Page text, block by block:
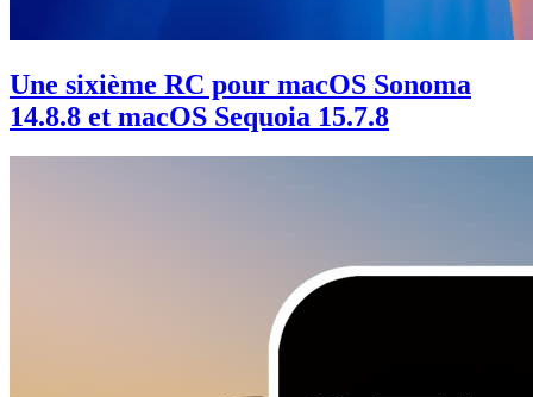
Une sixième RC pour macOS Sonoma
14.8.8 et macOS Sequoia 15.7.8